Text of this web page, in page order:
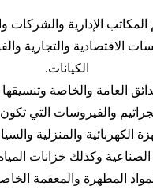
المكاتب الإدارية والشركات
الاقتصادية والتجارية
الكيانات.
العامة والخاصة
والفيروسات التي تكون
الكهربائية والمنزلية
الصناعية وكذلك خزانات
المطهرة والمعقمة